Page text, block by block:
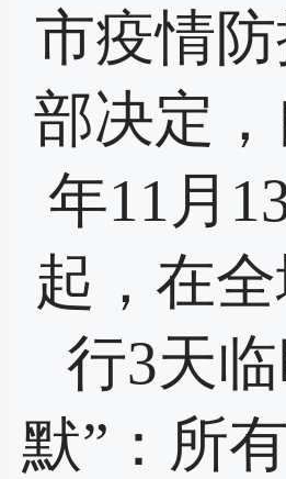
市疫情
部决定，
年11月
起，在
行3天
默”：所